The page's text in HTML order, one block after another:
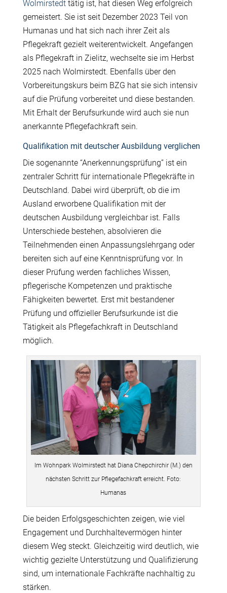
Wolmirstedttätig ist, hat diesen Weg erfolgreich
gemeistert. Sie ist seit Dezember 2023 Teil von
Humanas und hat sich nach ihrer Zeit als
Pflegekraft gezielt weiterentwickelt. Angefangen
als Pflegekraft in Zielitz, wechselte sie im Herbst
2025 nach Wolmirstedt. Ebenfalls über den
Vorbereitungskurs beim BZG hat sie sich intensiv
auf die Prüfung vorbereitet und diese bestanden.
Mit Erhalt der Berufsurkunde wird auch sie nun
anerkannte Pflegefachkraft sein.
Qualifikation mit deutscher Ausbildung verglichen
Die sogenannte “Anerkennungsprüfung” ist ein
zentraler Schritt für internationale Pflegekräfte in
Deutschland. Dabei wird überprüft, ob die im
Ausland erworbene Qualifikation mit der
deutschen Ausbildung vergleichbar ist. Falls
Unterschiede bestehen, absolvieren die
Teilnehmenden einen Anpassungslehrgang oder
bereiten sich auf eine Kenntnisprüfung vor. In
dieser Prüfung werden fachliches Wissen,
pflegerische Kompetenzen und praktische
Fähigkeiten bewertet. Erst mit bestandener
Prüfung und offizieller Berufsurkunde ist die
Tätigkeit als Pflegefachkraft in Deutschland
möglich.
Im Wohnpark Wolmirstedt hat Diana Chepchirchir (M.) den
nächsten Schritt zur Pflegefachkraft erreicht. Foto:
Humanas
Die beiden Erfolgsgeschichten zeigen, wie viel
Engagement und Durchhaltevermögen hinter
diesem Weg steckt. Gleichzeitig wird deutlich, wie
wichtig gezielte Unterstützung und Qualifizierung
sind, um internationale Fachkräfte nachhaltig zu
stärken.